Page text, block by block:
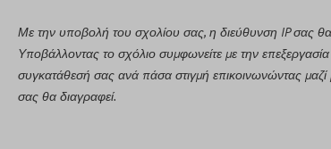
Με την υποβολή του σχολίου σας, η διεύθυνση IP σας
Υποβάλλοντας το σχόλιο συμφωνείτε με την
συγκατάθεσή σας ανά πάσα στιγμή επικοινωνώντας
σας θα διαγραφεί.